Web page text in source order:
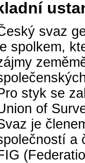
svaz
spolkem,
styk se
of
je
a